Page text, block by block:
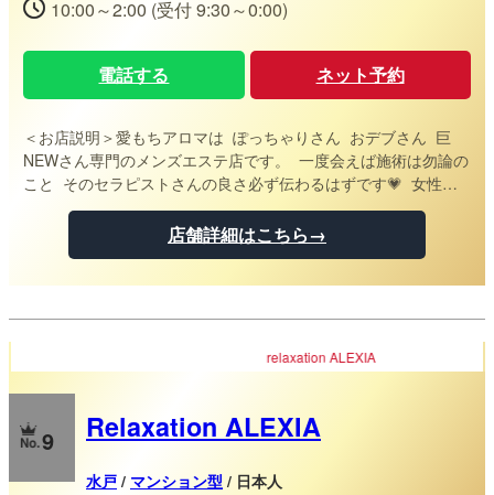
10:00～2:00 (受付 9:30～0:00)
電話する ネット予約
＜お店説明＞愛もちアロマは ぽっちゃりさん おデブさん 巨
NEWさん専門のメンズエステ店です。 一度会えば施術は勿論の
こと そのセラピストさんの良さ必ず伝わるはずです💗 女性の
真のやさしさに 癒されてみませんか？
店舗詳細はこちら→
9 Relaxation ALEXIA
水戸 / マンション型 / 日本人